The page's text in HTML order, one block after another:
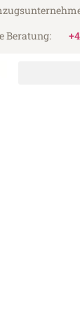
Beratung: